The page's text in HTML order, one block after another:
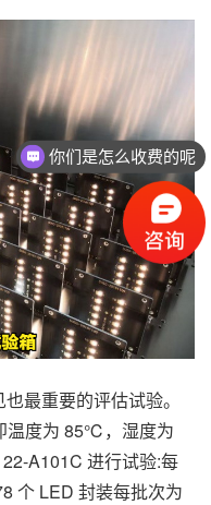
最重要的评估试验。
温度为 85℃，湿度为
A101C 进行试验:每
个 LED 封装每批次为
你们是怎么收费的呢